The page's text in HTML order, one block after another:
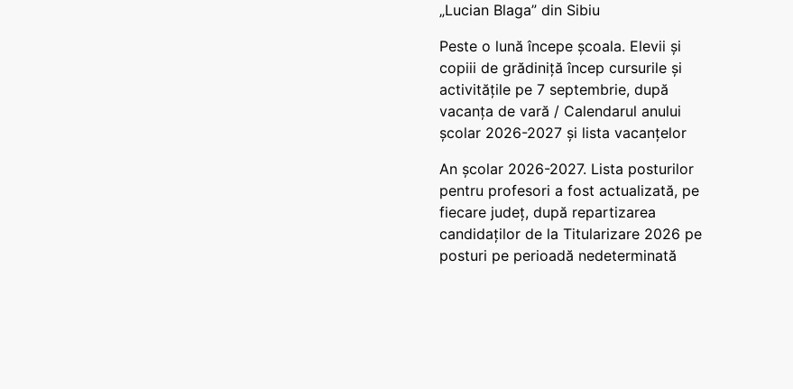
„Lucian Blaga” din Sibiu
Peste o lună începe școala. Elevii și
copiii de grădiniță încep cursurile și
activitățile pe 7 septembrie, după
vacanța de vară / Calendarul anului
școlar 2026-2027 și lista vacanțelor
An școlar 2026-2027. Lista posturilor
pentru profesori a fost actualizată, pe
fiecare județ, după repartizarea
candidaților de la Titularizare 2026 pe
posturi pe perioadă nedeterminată